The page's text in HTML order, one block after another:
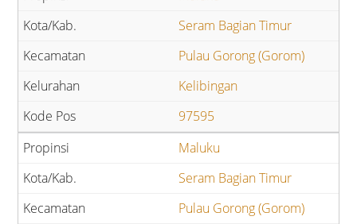
Seram Bagian Timur
Pulau Gorong (Gorom)
Kelibingan
97595
Maluku
Seram Bagian Timur
Pulau Gorong (Gorom)